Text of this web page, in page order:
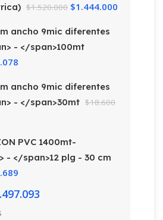
$1.520.000 $1.444.000
ancho 9mic diferentes
- </span>100mt
ancho 9mic diferentes
- </span>30mt $18.600
PVC 1400mt-
- </span>12 plg - 30 cm